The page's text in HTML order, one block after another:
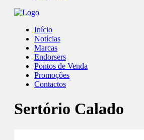
Início
Notícias
Marcas
Endorsers
Pontos de Venda
Promoções
Contactos
Sertório Calado